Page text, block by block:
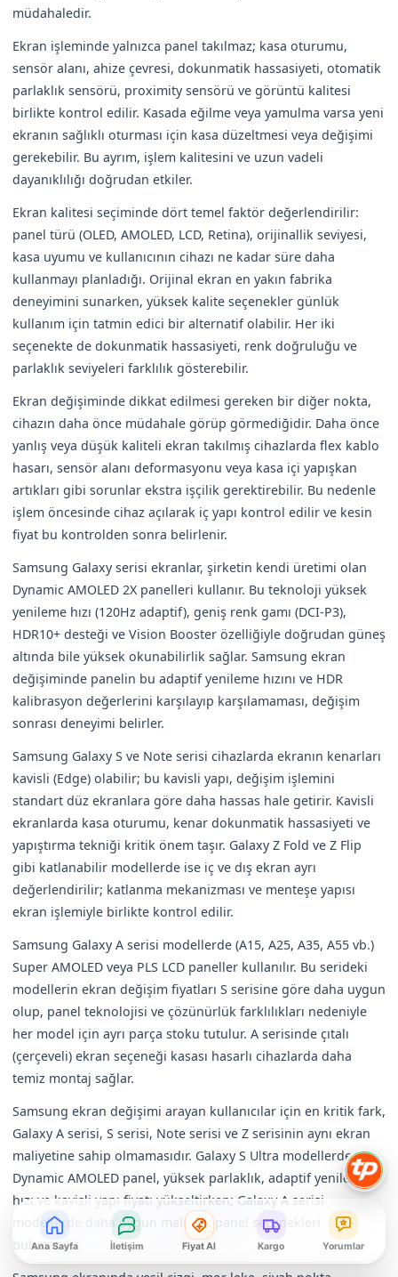
müdahaledir.
Ekran işleminde yalnızca panel takılmaz; kasa oturumu,
sensör alanı, ahize çevresi, dokunmatik hassasiyeti, otomatik
parlaklık sensörü, proximity sensörü ve görüntü kalitesi
birlikte kontrol edilir. Kasada eğilme veya yamulma varsa yeni
ekranın sağlıklı oturması için kasa düzeltmesi veya değişimi
gerekebilir. Bu ayrım, işlem kalitesini ve uzun vadeli
dayanıklılığı doğrudan etkiler.
Ekran kalitesi seçiminde dört temel faktör değerlendirilir:
panel türü (OLED, AMOLED, LCD, Retina), orijinallik seviyesi,
kasa uyumu ve kullanıcının cihazı ne kadar süre daha
kullanmayı planladığı. Orijinal ekran en yakın fabrika
deneyimini sunarken, yüksek kalite seçenekler günlük
kullanım için tatmin edici bir alternatif olabilir. Her iki
seçenekte de dokunmatik hassasiyeti, renk doğruluğu ve
parlaklık seviyeleri farklılık gösterebilir.
Ekran değişiminde dikkat edilmesi gereken bir diğer nokta,
cihazın daha önce müdahale görüp görmediğidir. Daha önce
yanlış veya düşük kaliteli ekran takılmış cihazlarda flex kablo
hasarı, sensör alanı deformasyonu veya kasa içi yapışkan
artıkları gibi sorunlar ekstra işçilik gerektirebilir. Bu nedenle
işlem öncesinde cihaz açılarak iç yapı kontrol edilir ve kesin
fiyat bu kontrolden sonra belirlenir.
Samsung Galaxy serisi ekranlar, şirketin kendi üretimi olan
Dynamic AMOLED 2X panelleri kullanır. Bu teknoloji yüksek
yenileme hızı (120Hz adaptif), geniş renk gamı (DCI-P3),
HDR10+ desteği ve Vision Booster özelliğiyle doğrudan güneş
altında bile yüksek okunabilirlik sağlar. Samsung ekran
değişiminde panelin bu adaptif yenileme hızını ve HDR
kalibrasyon değerlerini karşılayıp karşılamaması, değişim
sonrası deneyimi belirler.
Samsung Galaxy S ve Note serisi cihazlarda ekranın kenarları
kavisli (Edge) olabilir; bu kavisli yapı, değişim işlemini
standart düz ekranlara göre daha hassas hale getirir. Kavisli
ekranlarda kasa oturumu, kenar dokunmatik hassasiyeti ve
yapıştırma tekniği kritik önem taşır. Galaxy Z Fold ve Z Flip
gibi katlanabilir modellerde ise iç ve dış ekran ayrı
değerlendirilir; katlanma mekanizması ve menteşe yapısı
ekran işlemiyle birlikte kontrol edilir.
Samsung Galaxy A serisi modellerde (A15, A25, A35, A55 vb.)
Super AMOLED veya PLS LCD paneller kullanılır. Bu serideki
modellerin ekran değişim fiyatları S serisine göre daha uygun
olup, panel teknolojisi ve çözünürlük farklılıkları nedeniyle
her model için ayrı parça stoku tutulur. A serisinde çıtalı
(çerçeveli) ekran seçeneği kasası hasarlı cihazlarda daha
temiz montaj sağlar.
Samsung ekran değişimi arayan kullanıcılar için en kritik fark,
Galaxy A serisi, S serisi, Note serisi ve Z serisinin aynı ekran
maliyetine sahip olmamasıdır. Galaxy S Ultra modellerde
Dynamic AMOLED panel, yüksek parlaklık, adaptif yenileme
hızı ve kavisli yapı fiyatı yükseltirken; Galaxy A serisi
modellerde daha uygun maliyetli panel seçenekleri
bulunabilir.
Ana Sayfa İletişim Fiyat Al Kargo Yorumlar